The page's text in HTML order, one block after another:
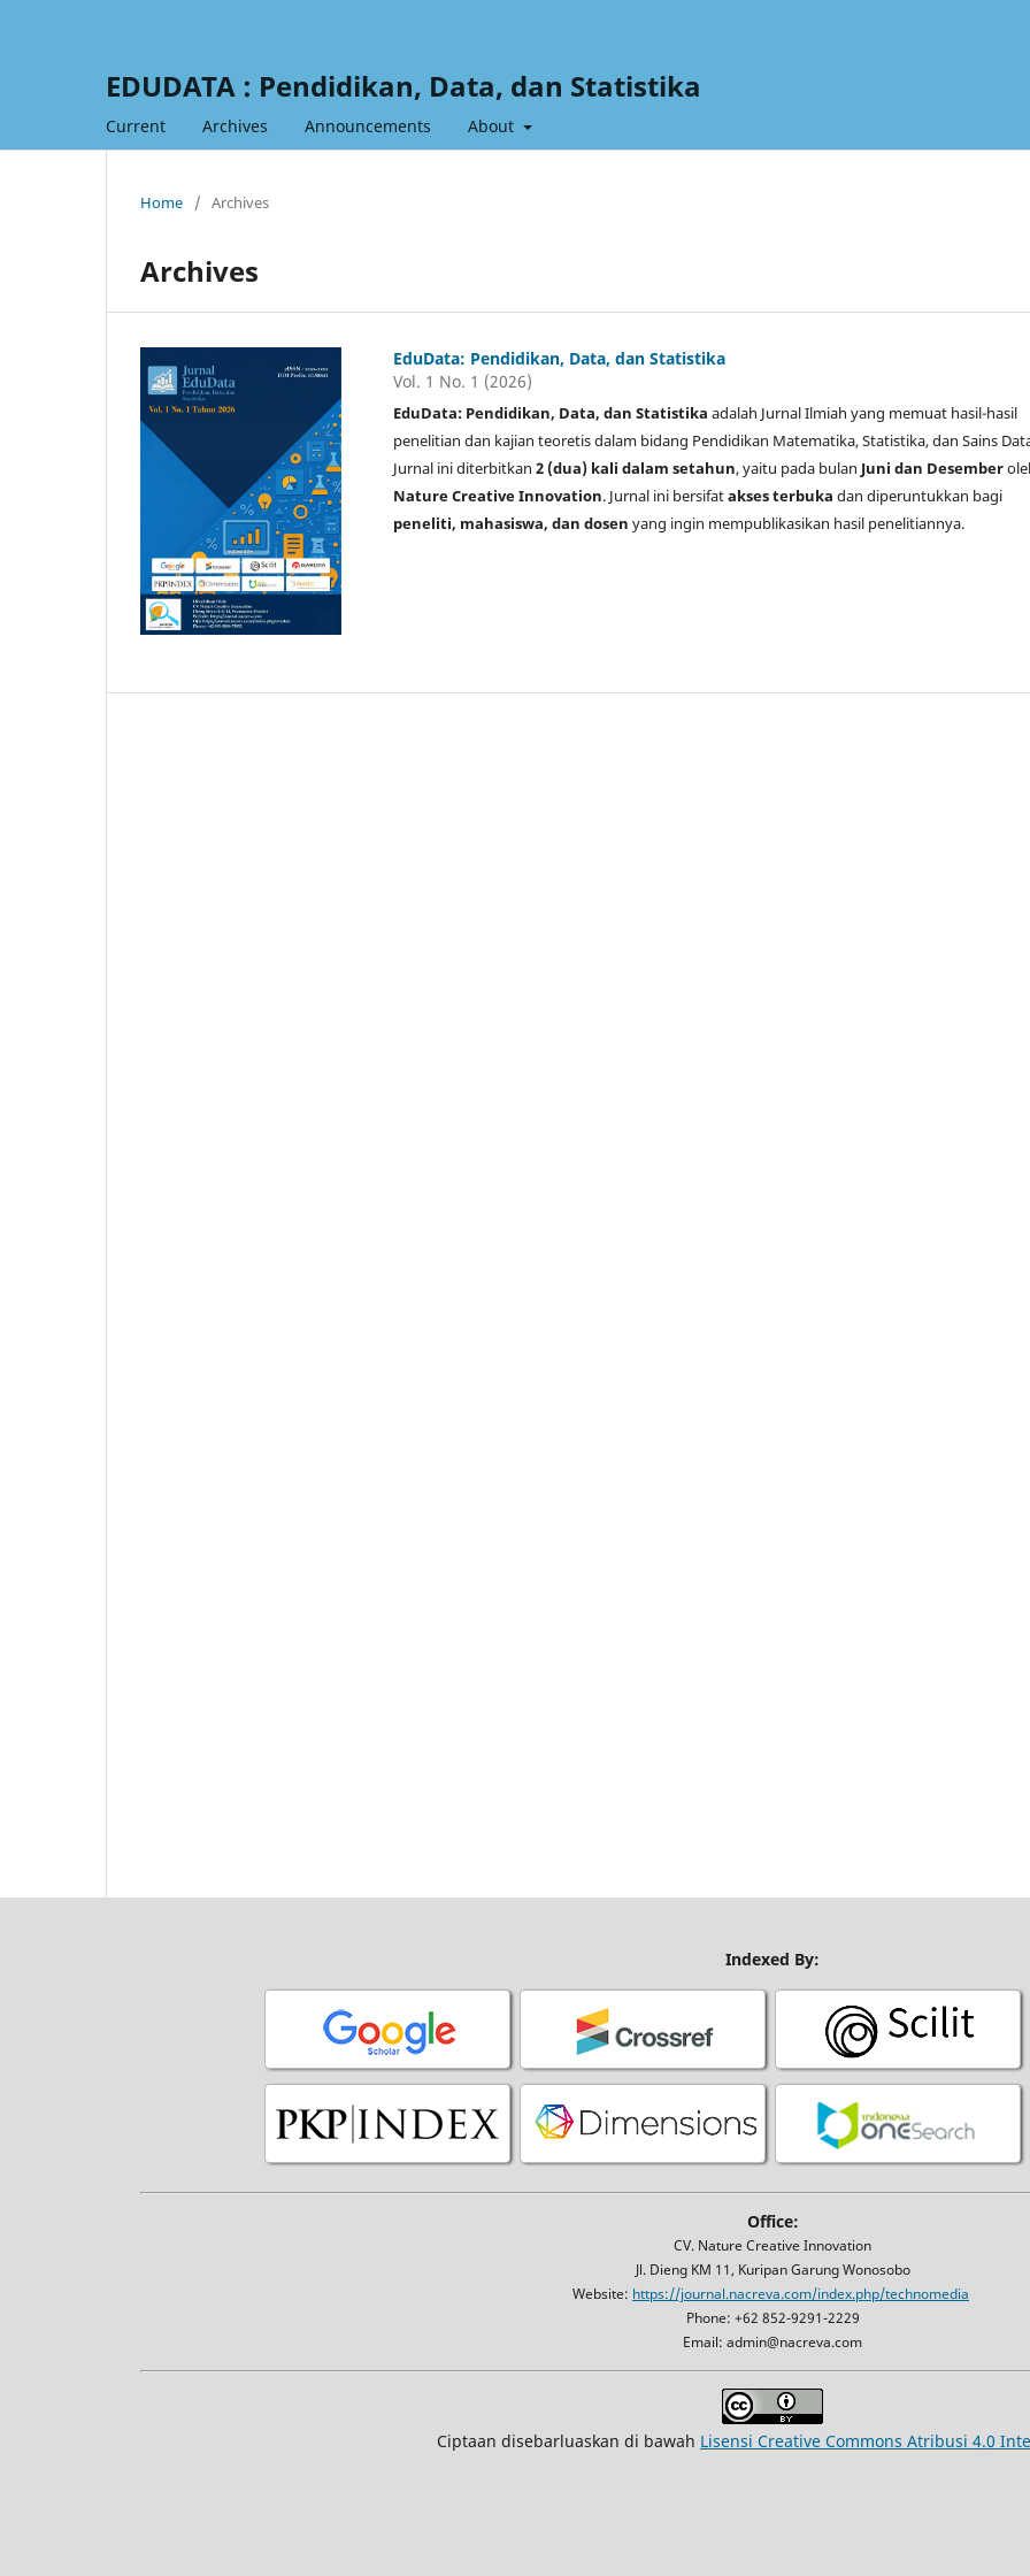
EDUDATA : Pendidikan, Data, dan Statistika
Current Archives Announcements About
Home / Archives
Archives
EduData: Pendidikan, Data, dan Statistika
Vol. 1 No. 1 (2026)
EduData: Pendidikan, Data, dan Statistika adalah Jurnal Ilmiah yang memuat hasil-hasil
penelitian dan kajian teoretis dalam bidang Pendidikan Matematika, Statistika, dan Sains
Jurnal ini diterbitkan2 (dua) kali dalam setahun, yaitu pada bulan Juni dan Desember
Nature Creative Innovation. Jurnal ini bersifatakses terbuka dan diperuntukkan bagi
peneliti, mahasiswa, dan dosen yang ingin mempublikasikan hasil penelitiannya.
Indexed By:
Office:
CV. Nature Creative Innovation
Jl. Dieng KM 11, Kuripan Garung Wonosobo
Website: https://journal.nacreva.com/index.php/technomedia
Phone: +62 852-9291-2229
Email: admin@nacreva.com
Ciptaan disebarluaskan di bawah Lisensi Creative Commons Atribusi 4.0